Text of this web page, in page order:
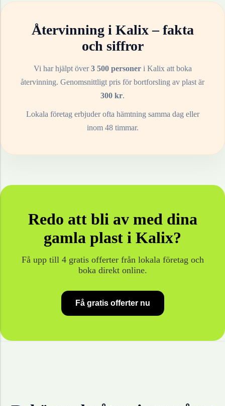
Återvinning i Kalix– fakta
och siffror
Vi har hjälpt över3 500 personeri Kalixatt boka
återvinning. Genomsnittligt pris för bortforsling av plast är
300 kr.
Lokala företag erbjuder ofta hämtning samma dag eller
inom 48 timmar.
Redo att bli av med dina
gamla plast i Kalix?
Få upp till 4 gratis offerter från lokala företag och
boka direkt online.
Få gratis offerter nu